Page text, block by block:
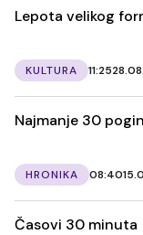
Lepota velikog
KULTURA 11:25
Najmanje 30
HRONIKA 08:40
Časovi 30 minuta